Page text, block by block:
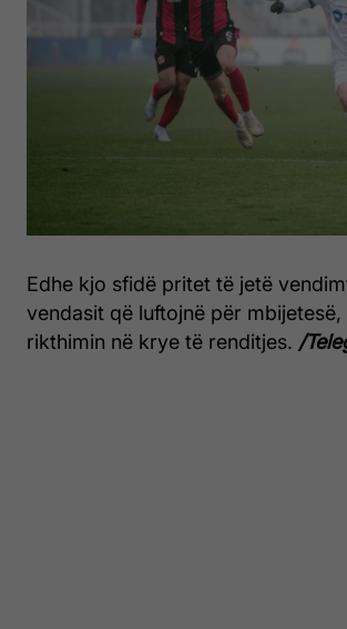
Edhe kjo sfidë pritet të jetë
vendasit që luftojnë për
rikthimin në krye të renditjes. /